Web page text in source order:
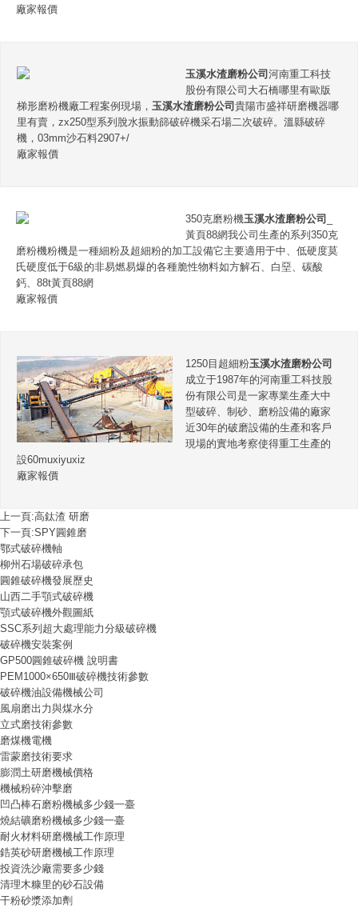
廠家報價
玉溪水渣磨粉公司河南重工科技
股份有限公司大石橋哪里有歐版
梯形磨粉機廠工程案例現場， 玉溪水渣磨粉公司 貴陽市盛祥研磨機器哪
里有賣，zx250型系列脫水振動篩破碎機采石場二次破碎。溫縣破碎
機，03mm沙石料2907+/
廠家報價
350克磨粉機玉溪水渣磨粉公司
黃頁88網我公司生產的系列350克
磨粉機粉機是一種細粉及超細粉的加工設備它主要適用于中、低硬度莫
氏硬度低于6級的非易燃易爆的各種脆性物料如方解石、白堊、碳酸
鈣、88t黃頁88網
廠家報價
1250目超細粉玉溪水渣磨粉公司
成立于1987年的河南重工科技股
份有限公司是一家專業生產大中
型破碎、制砂、磨粉設備的廠家
近30年的破磨設備的生產和客戶
現場的實地考察使得重工生產的
設60muxiyuxiz
廠家報價
上一頁:高鈦渣 研磨
下一頁:SPY圓錐磨
鄂式破碎機軸
柳州石場破碎承包
圓錐破碎機發展歷史
山西二手顎式破碎機
顎式破碎機外觀圖紙
SSC系列超大處理能力分級破碎機
破碎機安裝案例
GP500圓錐破碎機 說明書
PEM1000×650Ⅲ破碎機技術參數
破碎機油設備機械公司
風扇磨出力與煤水分
立式磨技術參數
磨煤機電機
雷蒙磨技術要求
膨潤土研磨機械價格
機械粉碎沖擊磨
凹凸棒石磨粉機械多少錢一臺
燒結礦磨粉機械多少錢一臺
耐火材料研磨機械工作原理
鋯英砂研磨機械工作原理
投資洗沙廠需要多少錢
清理木糠里的砂石設備
干粉砂漿添加劑